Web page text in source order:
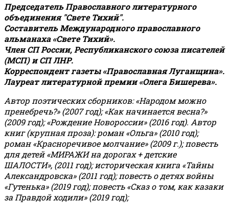
Председатель Православного литературного
объединения "Свете Тихий".
Составитель Международного православного
альманаха «Свете Тихий».
Член СП России, Республиканского союза писателей
(МСП) и СП ЛНР.
Корреспондент газеты «Православная Луганщина».
Лауреат литературной премии «Олега Бишерева».
Автор поэтических сборников: «Народом можно
пренебречь?» (2007 год); «Как начинается весна?»
(2009 год); «Рождение Новороссии» (2016 год). Автор
книг (крупная проза): роман «Ольга» (2010 год);
роман «Красноречивое молчание» (2009 г.); повесть
для детей «МИРАЖИ на дорогах + детские
ШАЛОСТИ», (2011 год); историческая книга «Тайны
Александровска» (2011 год); повесть о детях войны
«Гутенька» (2019 год); повесть «Сказ о том, как казаки
за Правдой ходили» (2019 год);